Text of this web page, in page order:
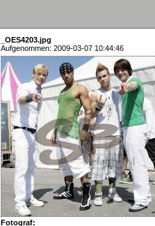
_OES4203.jpg
Aufgenommen: 2009-03-07 10:44:46
Fotograf: